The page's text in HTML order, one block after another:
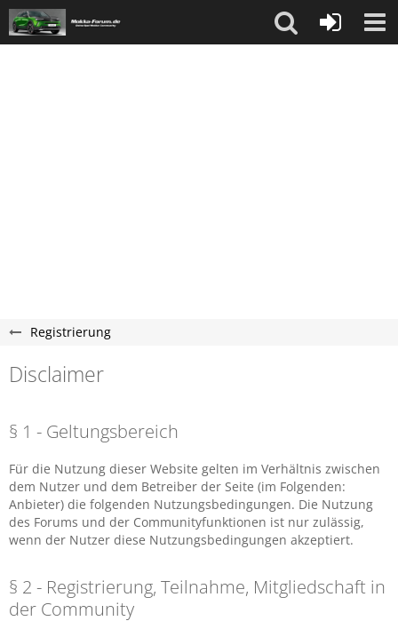
Registrierung
Disclaimer
§ 1 - Geltungsbereich
Für die Nutzung dieser Website gelten im Verhältnis zwischen
dem Nutzer und dem Betreiber der Seite (im Folgenden:
Anbieter) die folgenden Nutzungsbedingungen. Die Nutzung
des Forums und der Communityfunktionen ist nur zulässig,
wenn der Nutzer diese Nutzungsbedingungen akzeptiert.
§ 2 - Registrierung, Teilnahme, Mitgliedschaft in
der Community